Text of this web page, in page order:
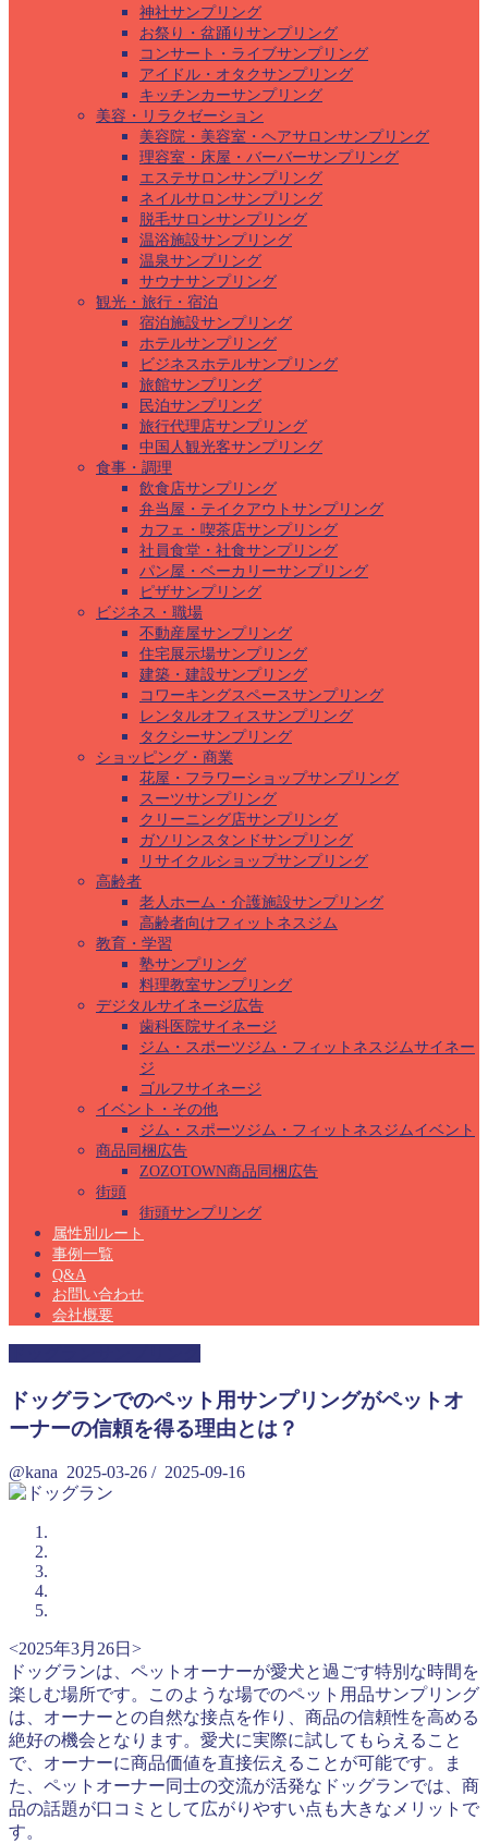
神社サンプリング
お祭り・盆踊りサンプリング
コンサート・ライブサンプリング
アイドル・オタクサンプリング
キッチンカーサンプリング
美容・リラクゼーション
美容院・美容室・ヘアサロンサンプリング
理容室・床屋・バーバーサンプリング
エステサロンサンプリング
ネイルサロンサンプリング
脱毛サロンサンプリング
温浴施設サンプリング
温泉サンプリング
サウナサンプリング
観光・旅行・宿泊
宿泊施設サンプリング
ホテルサンプリング
ビジネスホテルサンプリング
旅館サンプリング
民泊サンプリング
旅行代理店サンプリング
中国人観光客サンプリング
食事・調理
飲食店サンプリング
弁当屋・テイクアウトサンプリング
カフェ・喫茶店サンプリング
社員食堂・社食サンプリング
パン屋・ベーカリーサンプリング
ピザサンプリング
ビジネス・職場
不動産屋サンプリング
住宅展示場サンプリング
建築・建設サンプリング
コワーキングスペースサンプリング
レンタルオフィスサンプリング
タクシーサンプリング
ショッピング・商業
花屋・フラワーショップサンプリング
スーツサンプリング
クリーニング店サンプリング
ガソリンスタンドサンプリング
リサイクルショップサンプリング
高齢者
老人ホーム・介護施設サンプリング
高齢者向けフィットネスジム
教育・学習
塾サンプリング
料理教室サンプリング
デジタルサイネージ広告
歯科医院サイネージ
ジム・スポーツジム・フィットネスジムサイネー
ジ
ゴルフサイネージ
イベント・その他
ジム・スポーツジム・フィットネスジムイベント
商品同梱広告
ZOZOTOWN商品同梱広告
街頭
街頭サンプリング
属性別ルート
事例一覧
Q&A
お問い合わせ
会社概要
ドッグランでのペット用サンプリングがペットオ
ーナーの信頼を得る理由とは？
@kana 2025-03-26 / 2025-09-16
<2025年3月26日>
ドッグランは、ペットオーナーが愛犬と過ごす特別な時間を
楽しむ場所です。このような場でのペット用品サンプリング
は、オーナーとの自然な接点を作り、商品の信頼性を高める
絶好の機会となります。愛犬に実際に試してもらえること
で、オーナーに商品価値を直接伝えることが可能です。ま
た、ペットオーナー同士の交流が活発なドッグランでは、商
品の話題が口コミとして広がりやすい点も大きなメリットで
す。